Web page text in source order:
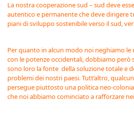
La nostra cooperazione sud – sud deve
autentico e permanente che deve dirigere
piani di sviluppo sostenibile verso il sud,
Per quanto in alcun modo noi neghiamo le
con le potenze occidentali, dobbiamo però
sono loro la fonte della soluzione totale e
problemi dei nostri paesi. Tutt’altro,
persegue piuttosto una politica neo-
che noi abbiamo cominciato a rafforzare